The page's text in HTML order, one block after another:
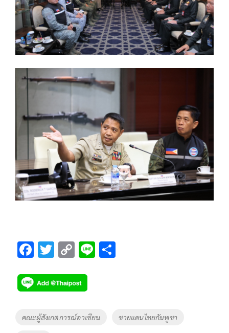
F
e
b
o
T
tt
er
C
p
y
Li
Li
Tags
คณะผู้สังเกตการณ์อาเซียน ชายแดนไทยกัมพูชา